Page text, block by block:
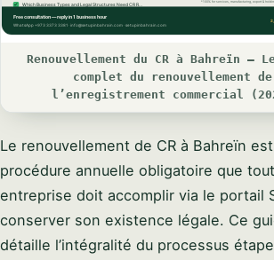
Renouvellement du CR à Bahreïn —
complet du renouvellement de
l’enregistrement commercial
Le renouvellement de CR à Bahreïn
procédure annuelle obligatoire que
entreprise doit accomplir via le portail
conserver son existence légale. Ce
détaille l’intégralité du processus